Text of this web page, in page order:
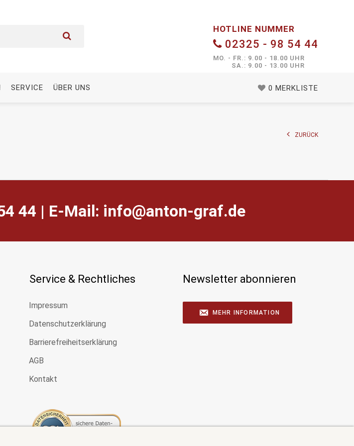
0 MERKLISTE
HOTLINE NUMMER
02325 - 98 54 44
MO. - FR.: 9.00 - 18.00 UHR
SA.: 9.00 - 13.00 UHR
SERVICE ÜBER UNS
ZURÜCK
44 | E-Mail: ed.farg-notna@ofni
Service & Rechtliches
Impressum
Datenschutzerklärung
Barrierefreiheitserklärung
AGB
Kontakt
Newsletter abonnieren
MEHR INFORMATION